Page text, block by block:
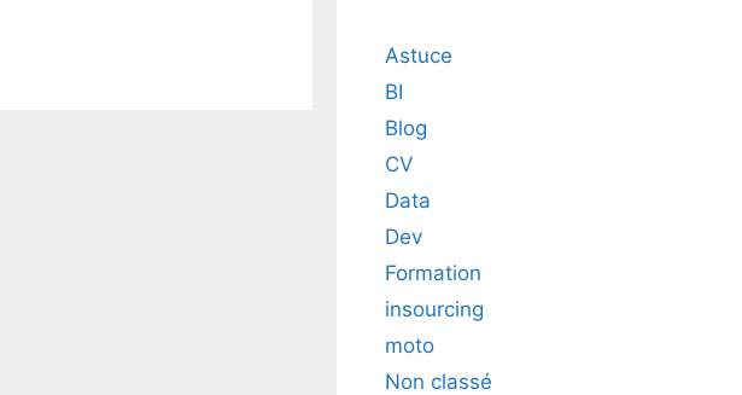
Astuce
BI
Blog
CV
Data
Dev
Formation
insourcing
moto
Non classé